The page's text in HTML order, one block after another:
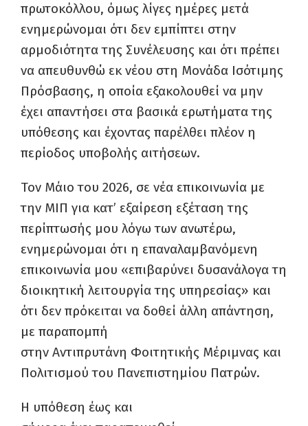
πρωτοκόλλου, όμως λίγες ημέρες μετά
ενημερώνομαι ότι δεν εμπίπτει στην
αρμοδιότητα της Συνέλευσης και ότι πρέπει
να απευθυνθώ εκ νέου στη Μονάδα Ισότιμης
Πρόσβασης, η οποία εξακολουθεί να μην
έχει απαντήσει στα βασικά ερωτήματα της
υπόθεσης και έχοντας παρέλθει πλέον η
περίοδος υποβολής αιτήσεων.
Τον Μάιο του 2026, σε νέα επικοινωνία με
την ΜΙΠ για κατ’ εξαίρεση εξέταση της
περίπτωσής μου λόγω των ανωτέρω,
ενημερώνομαι ότι η επαναλαμβανόμενη
επικοινωνία μου «επιβαρύνει δυσανάλογα τη
διοικητική λειτουργία της υπηρεσίας» και
ότι δεν πρόκειται να δοθεί άλλη απάντηση,
με παραπομπή
στην Αντιπρυτάνη Φοιτητικής Μέριμνας και
Πολιτισμού του Πανεπιστημίου Πατρών.
Η υπόθεση έως και